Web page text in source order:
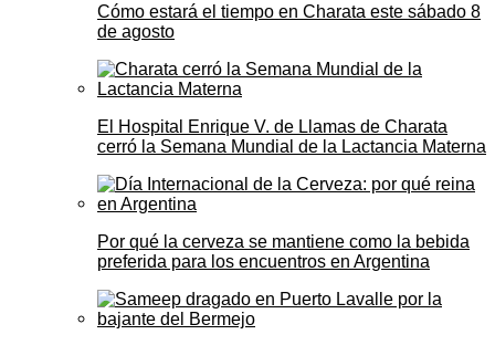
Cómo estará el tiempo en Charata este sábado 8
de agosto
El Hospital Enrique V. de Llamas de Charata
cerró la Semana Mundial de la Lactancia Materna
Por qué la cerveza se mantiene como la bebida
preferida para los encuentros en Argentina